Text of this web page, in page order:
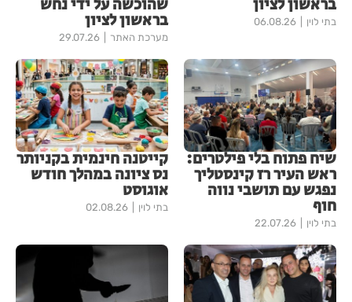
בראשון לציון
בתי לוין 06.08.26
שהוכשה על ידי נחש
בראשון לציון
מערכת האתר 29.07.26
שיח פתוח בלי פילטרים:
ראש העיר רז קינסטליך
נפגש עם תושבי נווה
חוף
בתי לוין 22.07.26
קייטנה חינמית בקניותר
נס ציונה במהלך חודש
אוגוסט
בתי לוין 02.08.26